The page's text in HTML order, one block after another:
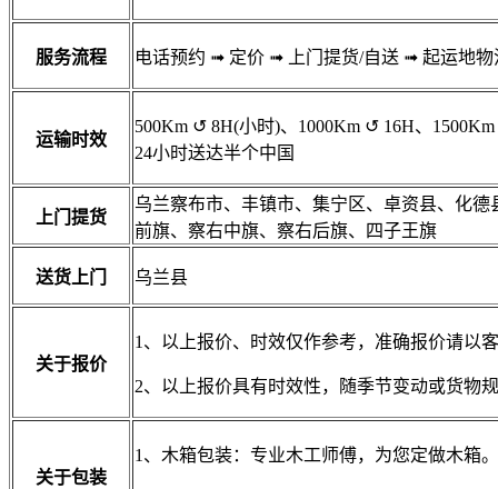
服务流程 电话预约 ➟ 定价 ➟ 上门提货/自送 ➟ 起运地
运输时效
500Km ↺ 8H(小时)、1000Km ↺ 16H、1500Km
24小时送达半个中国
上门提货
乌兰察布市、丰镇市、集宁区、卓资县、化
前旗、察右中旗、察右后旗、四子王旗
送货上门 乌兰县
关于报价
1、以上报价、时效仅作参考，准确报价请以
2、以上报价具有时效性，随季节变动或货物
关于包装
1、木箱包装：专业木工师傅，为您定做木箱